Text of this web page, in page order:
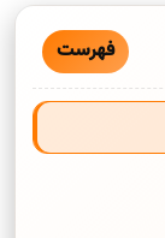
فهرست